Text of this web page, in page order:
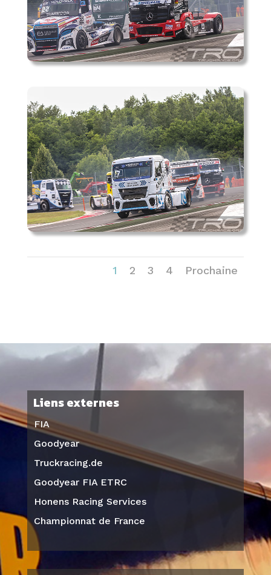
1 2 3 4 Prochaine
Liens externes
FIA
Goodyear
Truckracing.de
Goodyear FIA ETRC
Honens Racing Services
Championnat de France